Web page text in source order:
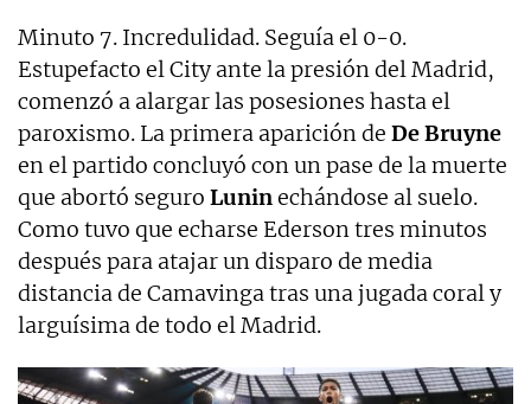
Minuto 7. Incredulidad. Seguía el 0-0.
Estupefacto el City ante la presión del Madrid,
comenzó a alargar las posesiones hasta el
paroxismo. La primera aparición de De Bruyne
en el partido concluyó con un pase de la muerte
que abortó seguro Luninechándose al suelo.
Como tuvo que echarse Ederson tres minutos
después para atajar un disparo de media
distancia de Camavinga tras una jugada coral y
larguísima de todo el Madrid.